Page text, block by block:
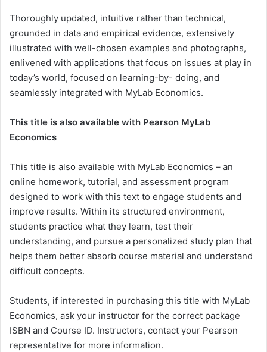
Thoroughly updated, intuitive rather than technical,
grounded in data and empirical evidence, extensively
illustrated with well-chosen examples and photographs,
enlivened with applications that focus on issues at play in
today’s world, focused on learning-by- doing, and
seamlessly integrated with MyLab Economics.
This title is also available with Pearson MyLab
Economics
This title is also available with MyLab Economics – an
online homework, tutorial, and assessment program
designed to work with this text to engage students and
improve results. Within its structured environment,
students practice what they learn, test their
understanding, and pursue a personalized study plan that
helps them better absorb course material and understand
difficult concepts.
Students, if interested in purchasing this title with MyLab
Economics, ask your instructor for the correct package
ISBN and Course ID. Instructors, contact your Pearson
representative for more information.